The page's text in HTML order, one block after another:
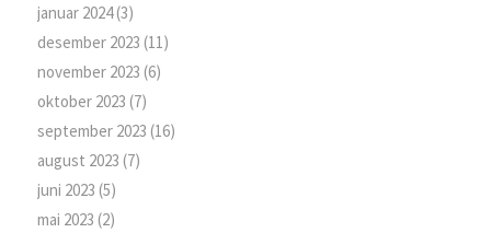
januar 2024(3)
desember 2023 (11)
november 2023 (6)
oktober 2023 (7)
september 2023 (16)
august 2023 (7)
juni 2023 (5)
mai 2023 (2)